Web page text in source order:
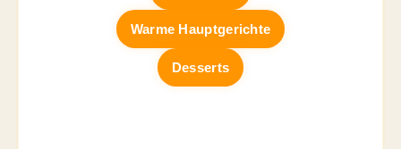
Warme Hauptgerichte
Desserts